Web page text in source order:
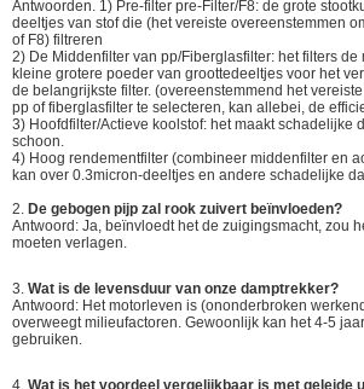
Antwoorden. 1) Pre-filter pre-Filter/F8: de grote
deeltjes van stof die (het vereiste overeenstemmen
of F8) filtreren
2) De Middenfilter van pp/Fiberglasfilter: het filters de
kleine grotere poeder van groottedeeltjes voor het
de belangrijkste filter. (overeenstemmend het
pp of fiberglasfilter te selecteren, kan allebei, de
3) Hoofdfilter/Actieve koolstof: het maakt schadelijke
schoon.
4) Hoog rendementfilter (combineer middenfilter en
kan over 0.3micron-deeltjes en andere schadelijke
2. De gebogen pijp zal rook zuivert beïnvloeden?
Antwoord: Ja, beïnvloedt het de zuigingsmacht, zou
moeten verlagen.
3. Wat is de levensduur van onze damptrekker?
Antwoord: Het motorleven is (ononderbroken
overweegt milieufactoren. Gewoonlijk kan het 4-5
gebruiken.
4. Wat is het voordeel vergelijkbaar is met geleide